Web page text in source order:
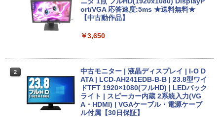
s 2in1 ノートパソコン 83L5S00000 Chr
omeOS N100 メモリ4GB eMMC64GB 1
中古ノートパソコン HP ProBook 450 G
5 G6 G7 G8 第10世代 Core i3/i5選択可
Windows11 Pro Office 2024付き メモリ
16GB SSD512GB 15.6型 Webカメラ テ
ンキー 軽量 ビジネス 在宅勤務 学生向け
クトップPC FUJITSU ESPRIMO Q558/B
Core i5 9500T メモリ8GB 中古SSD 2.5
【送料無料】【1年保証】
デスクトップパソコン デル DELL optipl
ex 3070SF Micro 9世代 Core i5 メモリ8
GB 16GB SSD256GB HDMI office Win
dows11 pro Win11 4K 対応 ミニPC デ
ort/VGA 応答速度:5ms ★送料無料★
【中古動作品】
￥3,650
2
中古モニター | 液晶ディスプレイ | I-O D
ATA | LCD-AH241EDB-B-B | 23.8型ワイ
ドTFT 1920×1080(フルHD) | LEDバック
ライト | スピーカー内蔵 2系統入力(VG
A・HDMI) | VGAケーブル・電源ケーブ
ル付属【30日保証】